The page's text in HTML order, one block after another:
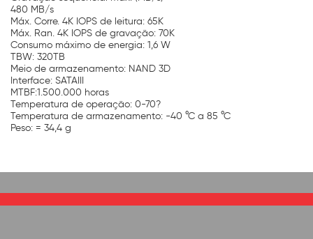
480 MB/s
Máx. Corre. 4K IOPS de leitura: 65K
Máx. Ran. 4K IOPS de gravação: 70K
Consumo máximo de energia: 1,6 W
TBW: 320TB
Meio de armazenamento: NAND 3D
Interface: SATAIII
MTBF:1.500.000 horas
Temperatura de operação: 0-70?
Temperatura de armazenamento: -40 °C a 85 °C
Peso: = 34,4 g